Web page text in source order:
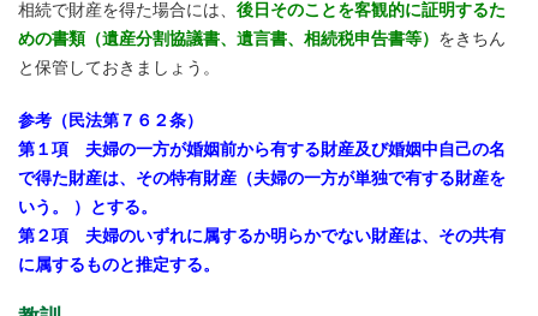
相続で財産を得た場合には、 後日そのことを客観的に証明するた
めの書類（遺産分割協議書、遺言書、相続税申告書等） をきちん
と保管しておきましょう。
参考（民法第７６２条）
第１項 夫婦の一方が婚姻前から有する財産及び婚姻中自己の名
で得た財産は、その特有財産（夫婦の一方が単独で有する財産を
いう。 ）とする。
第２項 夫婦のいずれに属するか明らかでない財産は、その共有
に属するものと推定する。